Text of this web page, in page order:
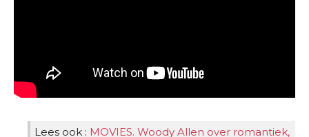
Lees ook : MOVIES. Woody Allen over romantiek,